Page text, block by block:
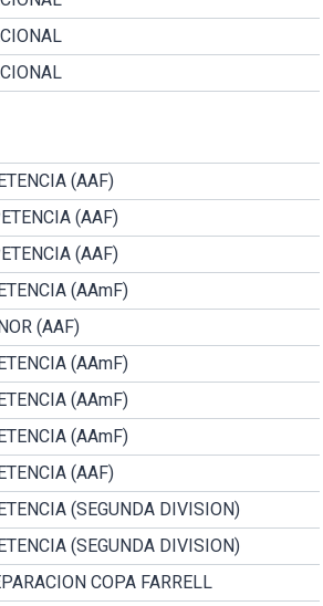
(AAF)
(AAF)
(AAF)
(AAmF)
(AAF)
(AAmF)
(AAmF)
(AAmF)
(AAF)
(SEGUNDA DIVISION)
(SEGUNDA DIVISION)
COPA FARRELL